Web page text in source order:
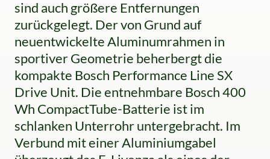
sind auch größere Entfernungen
zurückgelegt. Der von Grund auf
neuentwickelte Aluminumrahmen in
sportiver Geometrie beherbergt die
kompakte Bosch Performance Line SX
Drive Unit. Die entnehmbare Bosch 400
Wh CompactTube-Batterie ist im
schlanken Unterrohr untergebracht. Im
Verbund mit einer Aluminiumgabel